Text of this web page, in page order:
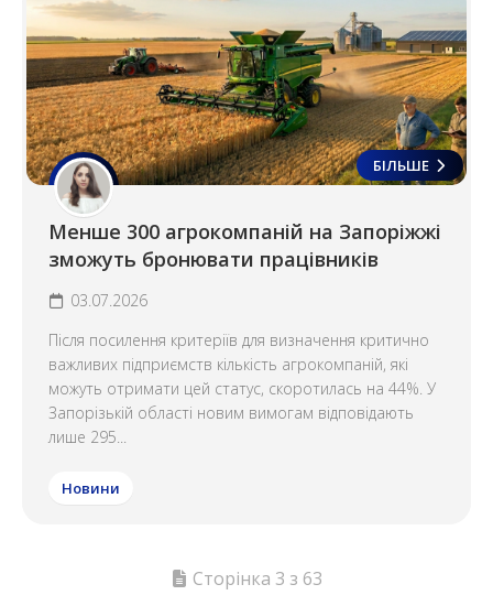
БІЛЬШЕ
Менше 300 агрокомпаній на Запоріжжі
зможуть бронювати працівників
03.07.2026
Після посилення критеріїв для визначення критично
важливих підприємств кількість агрокомпаній, які
можуть отримати цей статус, скоротилась на 44%. У
Запорізькій області новим вимогам відповідають
лише 295...
Новини
Сторінка 3 з 63